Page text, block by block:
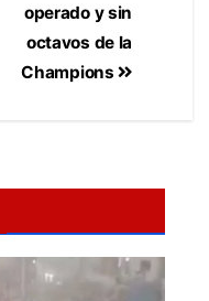
operado y sin
octavos de la
Champions